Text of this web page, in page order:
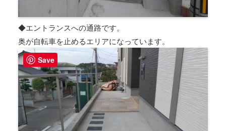
◆エントランスへの通路です。
奥が自転車を止めるエリアになっています。
Save